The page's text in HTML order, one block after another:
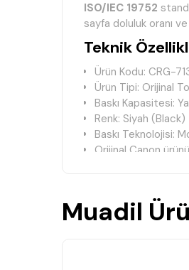
ISO/IEC 19752
sayfa doluluk oranı
Teknik
Ürün Kodu: CRG-
Ürün Tipi: Orijinal
Baskı Kapasitesi:
Renk: Siyah (Black)
Baskı Teknolojisi:
Orijinal Canon
Güvenilir ve uzun
Uyumlu
Muadil